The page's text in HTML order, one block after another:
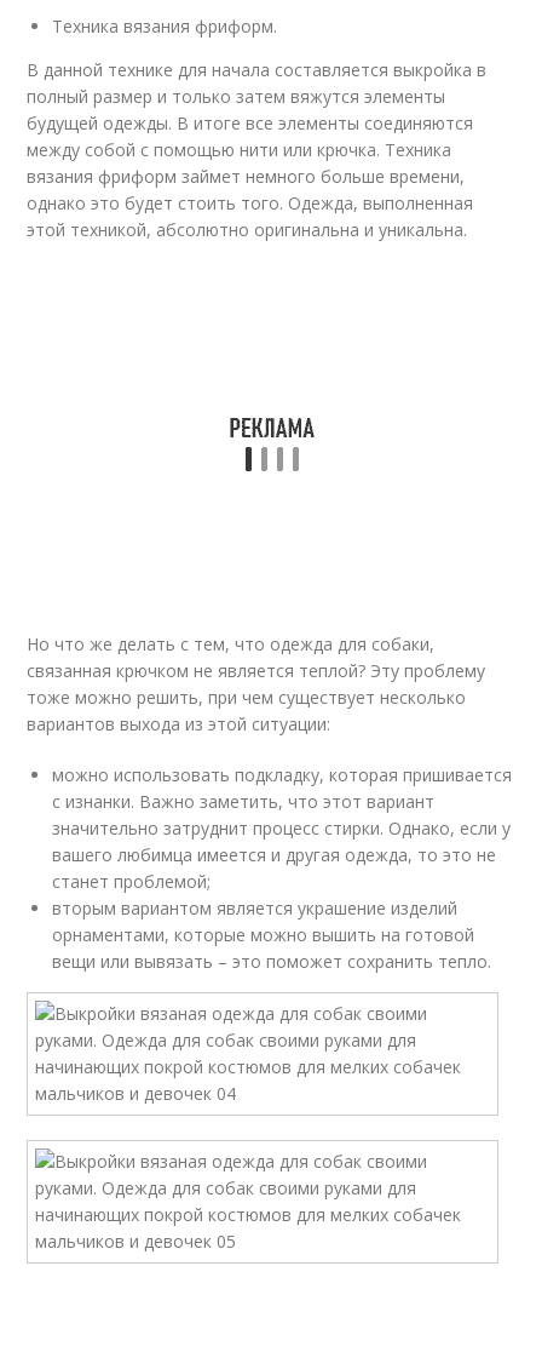
Техника вязания фриформ.
В данной технике для начала составляется выкройка в
полный размер и только затем вяжутся элементы
будущей одежды. В итоге все элементы соединяются
между собой с помощью нити или крючка. Техника
вязания фриформ займет немного больше времени,
однако это будет стоить того. Одежда, выполненная
этой техникой, абсолютно оригинальна и уникальна.
Но что же делать с тем, что одежда для собаки,
связанная крючком не является теплой? Эту проблему
тоже можно решить, при чем существует несколько
вариантов выхода из этой ситуации:
можно использовать подкладку, которая пришивается
с изнанки. Важно заметить, что этот вариант
значительно затруднит процесс стирки. Однако, если у
вашего любимца имеется и другая одежда, то это не
станет проблемой;
вторым вариантом является украшение изделий
орнаментами, которые можно вышить на готовой
вещи или вывязать – это поможет сохранить тепло.